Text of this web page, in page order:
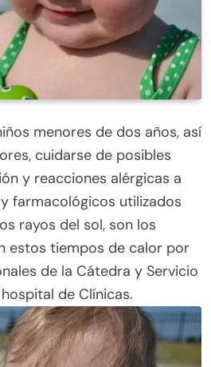
menores de dos años, así
cuidarse de posibles
y reacciones alérgicas a
farmacológicos utilizados
rayos del sol, son los
estos tiempos de calor por
de la Cátedra y Servicio
de Clínicas.